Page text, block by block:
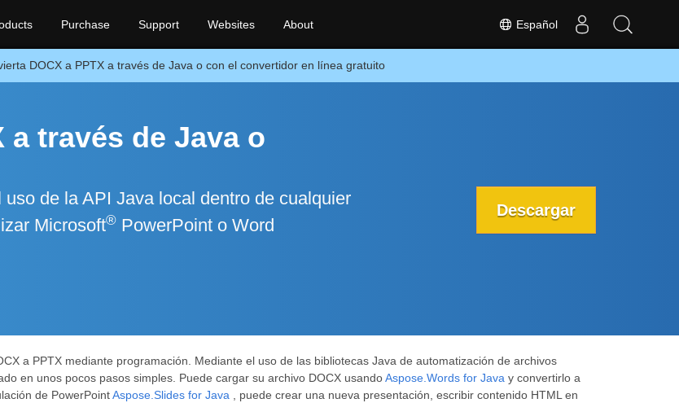
Español
Purchase Support Websites About
DOCX a PPTX a través de Java o con el convertidor en línea gratuito
a través de Java o
de la API Java local dentro de cualquier
Microsoft® PowerPoint o Word
Descargar
a PPTX mediante programación. Mediante el uso de las bibliotecas Java de automatización de archivos
en unos pocos pasos simples. Puede cargar su archivo DOCX usandoAspose.Words for Java y convertirlo a
de PowerPointAspose.Slides for Java , puede crear una nueva presentación, escribir contenido HTML en